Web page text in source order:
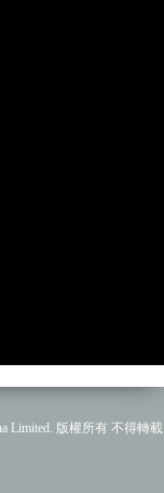
Limited. 版權所有 不得轉載